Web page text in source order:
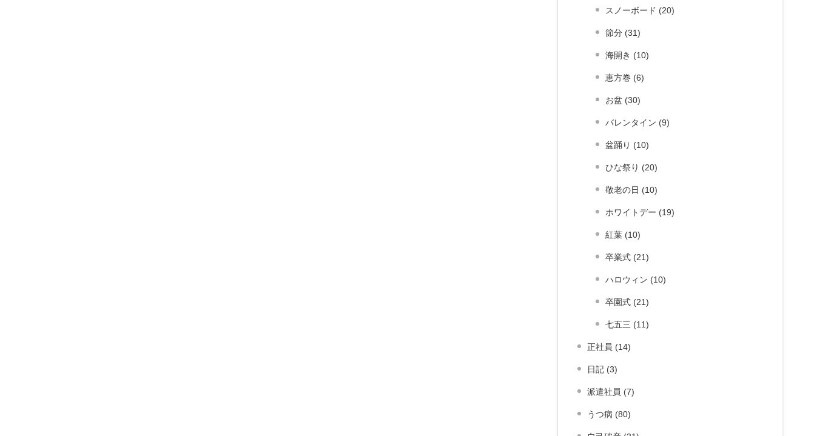
スノーボード (20)
節分 (31)
海開き (10)
恵方巻 (6)
お盆 (30)
バレンタイン (9)
盆踊り (10)
ひな祭り (20)
敬老の日 (10)
ホワイトデー (19)
紅葉 (10)
卒業式 (21)
ハロウィン (10)
卒園式 (21)
七五三 (11)
正社員 (14)
日記 (3)
派遣社員 (7)
うつ病 (80)